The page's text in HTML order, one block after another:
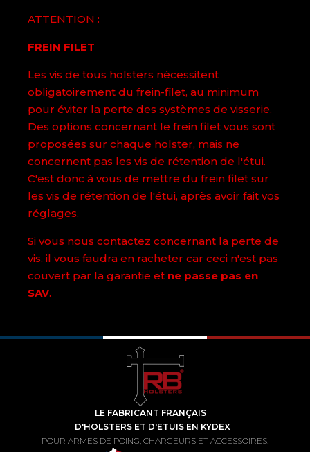
ATTENTION :
FREIN FILET
Les vis de tous holsters nécessitent
obligatoirement du frein-filet, au minimum
pour éviter la perte des systèmes de visserie.
Des options concernant le frein filet vous sont
proposées sur chaque holster, mais ne
concernent pas les vis de rétention de l'étui.
C'est donc à vous de mettre du frein filet sur
les vis de rétention de l'étui, après avoir fait vos
réglages.
Si vous nous contactez concernant la perte de
vis, il vous faudra en racheter car ceci n'est pas
couvert par la garantie et ne passe pas en
SAV.
LE FABRICANT FRANÇAIS
D'HOLSTERS ET D'ETUIS EN KYDEX
POUR ARMES DE POING, CHARGEURS ET ACCESSOIRES.